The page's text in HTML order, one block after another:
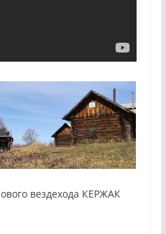
вездехода КЕРЖАК